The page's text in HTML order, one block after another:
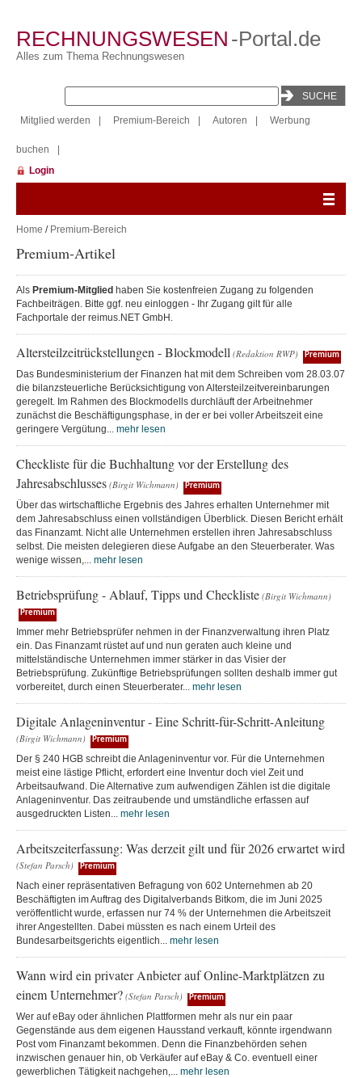
RECHNUNGSWESEN -Portal.de
Alles zum Thema Rechnungswesen
Mitglied werden Premium-Bereich Autoren Werbung
buchen
Login
Home / Premium-Bereich
Premium-Artikel
Als Premium-Mitglied haben Sie kostenfreien Zugang zu folgenden
Fachbeiträgen. Bitte ggf. neu einloggen - Ihr Zugang gilt für alle
Fachportale der reimus.NET GmbH.
Altersteilzeitrückstellungen - Blockmodell (Redaktion RWP) Premium
Das Bundesministerium der Finanzen hat mit dem Schreiben vom 28.03.07
die bilanzsteuerliche Berücksichtigung von Altersteilzeitvereinbarungen
geregelt. Im Rahmen des Blockmodells durchläuft der Arbeitnehmer
zunächst die Beschäftigungsphase, in der er bei voller Arbeitszeit eine
geringere Vergütung... mehr lesen
Checkliste für die Buchhaltung vor der Erstellung des
Jahresabschlusses (Birgit Wichmann) Premium
Über das wirtschaftliche Ergebnis des Jahres erhalten Unternehmer mit
dem Jahresabschluss einen vollständigen Überblick. Diesen Bericht erhält
das Finanzamt. Nicht alle Unternehmen erstellen ihren Jahresabschluss
selbst. Die meisten delegieren diese Aufgabe an den Steuerberater. Was
wenige wissen,... mehr lesen
Betriebsprüfung - Ablauf, Tipps und Checkliste (Birgit Wichmann)
Premium
Immer mehr Betriebsprüfer nehmen in der Finanzverwaltung ihren Platz
ein. Das Finanzamt rüstet auf und nun geraten auch kleine und
mittelständische Unternehmen immer stärker in das Visier der
Betriebsprüfung. Zukünftige Betriebsprüfungen sollten deshalb immer gut
vorbereitet, durch einen Steuerberater... mehr lesen
Digitale Anlageninventur - Eine Schritt-für-Schritt-Anleitung
(Birgit Wichmann) Premium
Der § 240 HGB schreibt die Anlageninventur vor. Für die Unternehmen
meist eine lästige Pflicht, erfordert eine Inventur doch viel Zeit und
Arbeitsaufwand. Die Alternative zum aufwendigen Zählen ist die digitale
Anlageninventur. Das zeitraubende und umständliche erfassen auf
ausgedruckten Listen... mehr lesen
Arbeitszeiterfassung: Was derzeit gilt und für 2026 erwartet wird
(Stefan Parsch) Premium
Nach einer repräsentativen Befragung von 602 Unternehmen ab 20
Beschäftigten im Auftrag des Digitalverbands Bitkom, die im Juni 2025
veröffentlicht wurde, erfassen nur 74 % der Unternehmen die Arbeitszeit
ihrer Angestellten. Dabei müssten es nach einem Urteil des
Bundesarbeitsgerichts eigentlich... mehr lesen
Wann wird ein privater Anbieter auf Online-Marktplätzen zu
einem Unternehmer? (Stefan Parsch) Premium
Wer auf eBay oder ähnlichen Plattformen mehr als nur ein paar
Gegenstände aus dem eigenen Hausstand verkauft, könnte irgendwann
Post vom Finanzamt bekommen. Denn die Finanzbehörden sehen
inzwischen genauer hin, ob Verkäufer auf eBay & Co. eventuell einer
gewerblichen Tätigkeit nachgehen,... mehr lesen